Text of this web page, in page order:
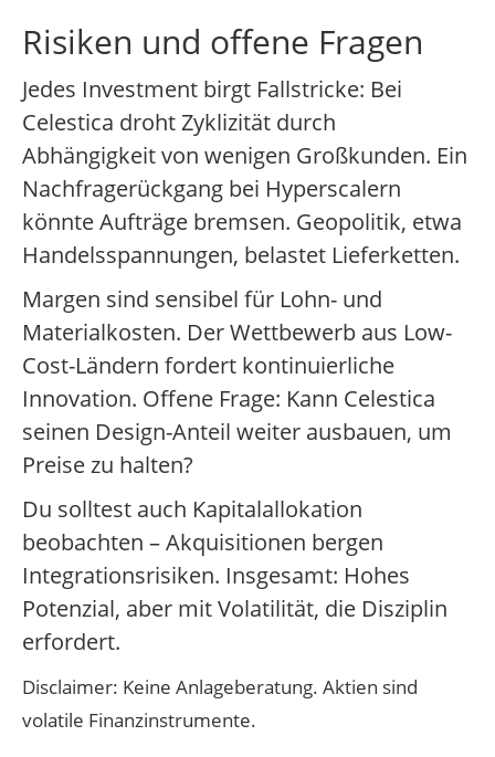
Risiken und offene Fragen
Jedes Investment birgt Fallstricke: Bei
Celestica droht Zyklizität durch
Abhängigkeit von wenigen Großkunden. Ein
Nachfragerückgang bei Hyperscalern
könnte Aufträge bremsen. Geopolitik, etwa
Handelsspannungen, belastet Lieferketten.
Margen sind sensibel für Lohn- und
Materialkosten. Der Wettbewerb aus Low-
Cost-Ländern fordert kontinuierliche
Innovation. Offene Frage: Kann Celestica
seinen Design-Anteil weiter ausbauen, um
Preise zu halten?
Du solltest auch Kapitalallokation
beobachten – Akquisitionen bergen
Integrationsrisiken. Insgesamt: Hohes
Potenzial, aber mit Volatilität, die Disziplin
erfordert.
Disclaimer: Keine Anlageberatung. Aktien sind
volatile Finanzinstrumente.